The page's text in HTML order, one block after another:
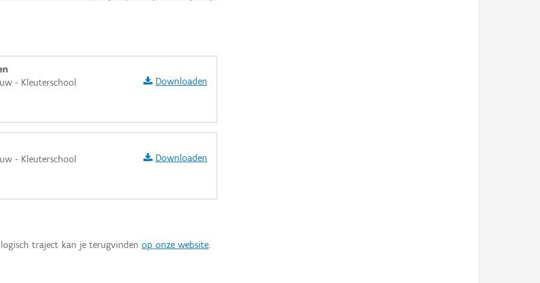
- Kleuterschool
Downloaden
- Kleuterschool Downloaden
traject kan je terugvindenop onze website.